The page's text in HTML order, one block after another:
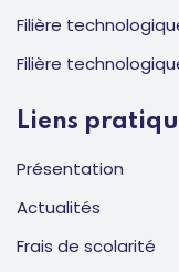
Filière
Filière
Liens
Présentation
Actualités
Frais de scolarité